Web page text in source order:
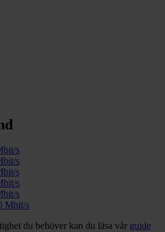
s
s
s
s
s
Mbit/s
du behöver kan du läsa vår guide